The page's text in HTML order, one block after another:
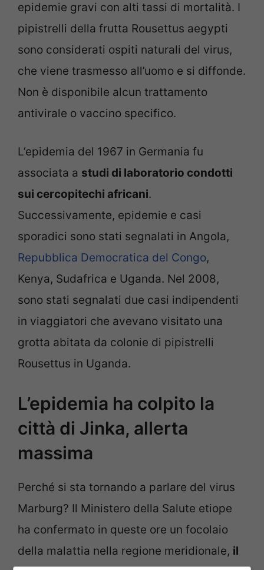
epidemie gravi con alti tassi di mortalità. I
pipistrelli della frutta Rousettus aegypti
sono considerati ospiti naturali del virus,
che viene trasmesso all’uomo e si diffonde.
Non è disponibile alcun trattamento
antivirale o vaccino specifico.
L’epidemia del 1967 in Germania fu
associata a studi di laboratorio condotti
sui cercopitechi africani.
Successivamente, epidemie e casi
sporadici sono stati segnalati in Angola,
Repubblica Democratica del Congo,
Kenya, Sudafrica e Uganda. Nel 2008,
sono stati segnalati due casi indipendenti
in viaggiatori che avevano visitato una
grotta abitata da colonie di pipistrelli
Rousettus in Uganda.
L’epidemia ha colpito la
città di Jinka, allerta
massima
Perché si sta tornando a parlare del virus
Marburg? Il Ministero della Salute etiope
ha confermato in queste ore un focolaio
della malattia nella regione meridionale, il